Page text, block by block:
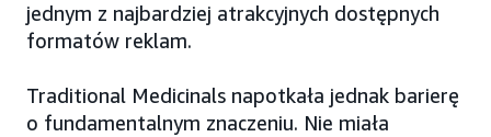
jednym z najbardziej atrakcyjnych dostępnych
formatów reklam.
Traditional Medicinals napotkała jednak barierę
o fundamentalnym znaczeniu. Nie miała